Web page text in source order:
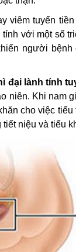
viêm tuyến
tính với một số
người
đại lành tính
niên. Khi nam
cho việc
niệu và tiểu